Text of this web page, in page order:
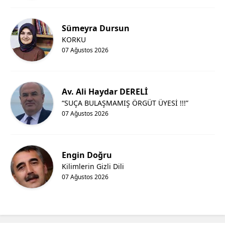
Yozgat
Bayburt
Ardahan
Sümeyra Dursun
07 Ağustos 2026
KORKU
Av. Ali Haydar DERELİ
07 Ağustos 2026
“SUÇA BULAŞMAMIŞ ÖRGÜT ÜYESİ !!!”
Engin Doğru
07 Ağustos 2026
Kilimlerin Gizli Dili